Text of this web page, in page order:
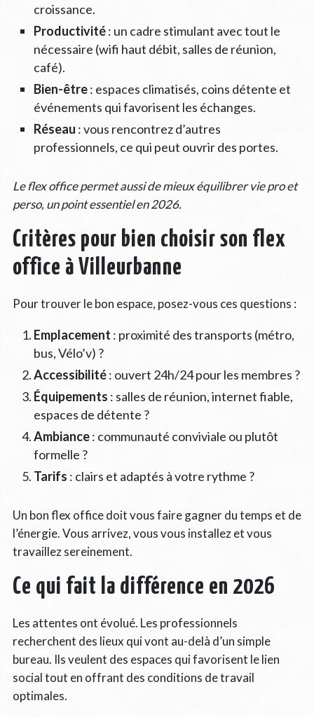
croissance.
Productivité: un cadre stimulant avec tout le
nécessaire (wifi haut débit, salles de réunion,
café).
Bien-être: espaces climatisés, coins détente et
événements qui favorisent les échanges.
Réseau : vous rencontrez d’autres
professionnels, ce qui peut ouvrir des portes.
Le flex office permet aussi de mieux équilibrer vie pro et
perso, un point essentiel en 2026.
Critères pour bien choisir son flex
office à Villeurbanne
Pour trouver le bon espace, posez-vous ces questions :
Emplacement : proximité des transports (métro,
bus, Vélo’v) ?
Accessibilité: ouvert 24h/24 pour les membres ?
Équipements : salles de réunion, internet fiable,
espaces de détente ?
Ambiance: communauté conviviale ou plutôt
formelle ?
Tarifs : clairs et adaptés à votre rythme ?
Un bon flex office doit vous faire gagner du temps et de
l’énergie. Vous arrivez, vous vous installez et vous
travaillez sereinement.
Ce qui fait la différence en 2026
Les attentes ont évolué. Les professionnels
recherchent des lieux qui vont au-delà d’un simple
bureau. Ils veulent des espaces qui favorisent le lien
social tout en offrant des conditions de travail
optimales.